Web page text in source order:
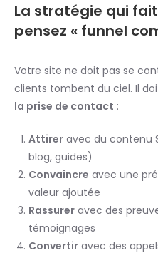
La stratégie qui
pensez « funnel
Votre site ne doit pas se
clients tombent du ciel. Il
la prise de contact :
Attirer avec du contenu
blog, guides)
Convaincre avec une
valeur ajoutée
Rassurer avec des
témoignages
Convertir avec des